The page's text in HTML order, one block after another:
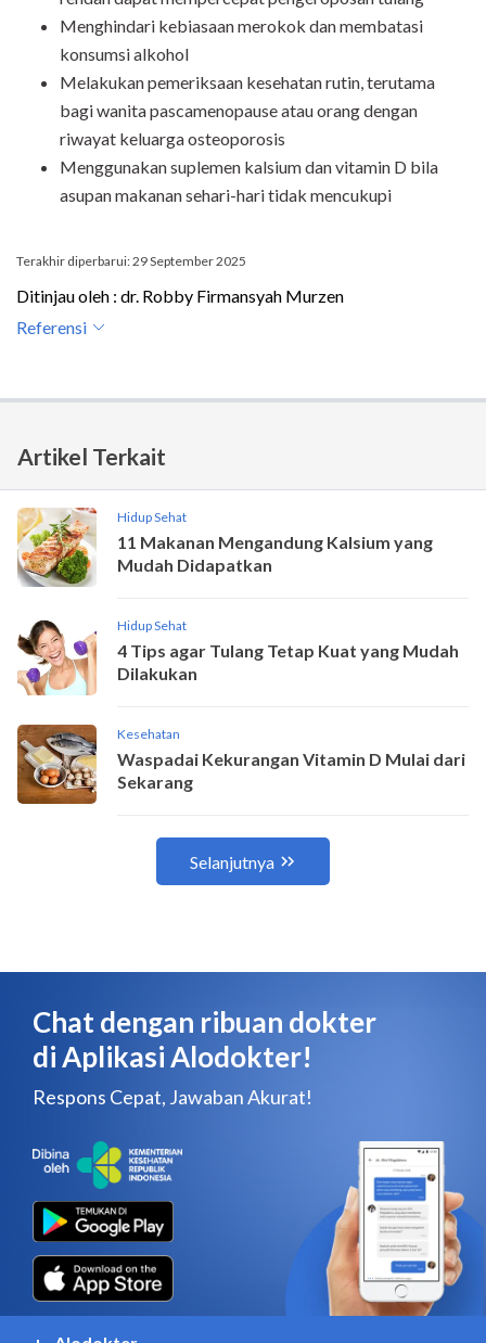
Menghindari kebiasaan merokok dan membatasi
konsumsi alkohol
Melakukan pemeriksaan kesehatan rutin, terutama
bagi wanita pascamenopause atau orang dengan
riwayat keluarga osteoporosis
Menggunakan suplemen kalsium dan vitamin D bila
asupan makanan sehari-hari tidak mencukupi
Terakhir diperbarui: 29 September 2025